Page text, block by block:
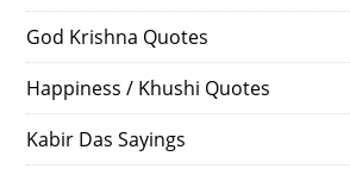
God Krishna Quotes
Happiness / Khushi Quotes
Kabir Das Sayings